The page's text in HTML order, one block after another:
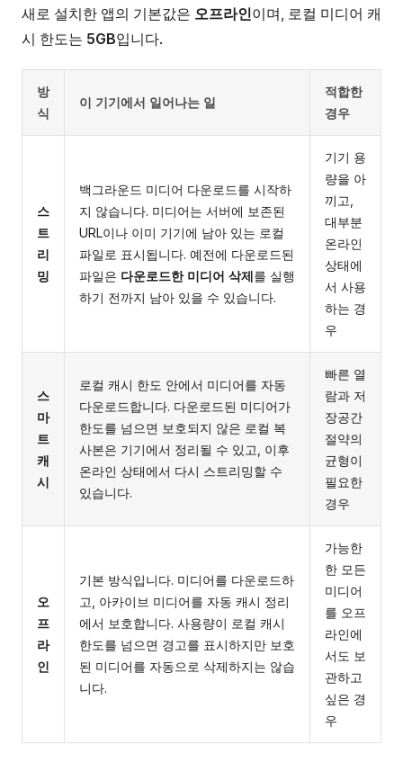
새로 설치한 앱의 기본값은 오프라인이며, 로컬 미디어 캐
시 한도는 5GB입니다.
방
식
이 기기에서 일어나는 일
적합한
경우
스
트
리
밍
백그라운드 미디어 다운로드를 시작하
지 않습니다. 미디어는 서버에 보존된
URL이나 이미 기기에 남아 있는 로컬
파일로 표시됩니다. 예전에 다운로드된
파일은 다운로드한 미디어 삭제를 실행
하기 전까지 남아 있을 수 있습니다.
기기 용
량을 아
끼고,
대부분
온라인
상태에
서 사용
하는 경
우
스
마
트
캐
시
로컬 캐시 한도 안에서 미디어를 자동
다운로드합니다. 다운로드된 미디어가
한도를 넘으면 보호되지 않은 로컬 복
사본은 기기에서 정리될 수 있고, 이후
온라인 상태에서 다시 스트리밍할 수
있습니다.
빠른 열
람과 저
장공간
절약의
균형이
필요한
경우
오
프
라
인
기본 방식입니다. 미디어를 다운로드하
고, 아카이브 미디어를 자동 캐시 정리
에서 보호합니다. 사용량이 로컬 캐시
한도를 넘으면 경고를 표시하지만 보호
된 미디어를 자동으로 삭제하지는 않습
니다.
가능한
한 모든
미디어
를 오프
라인에
서도 보
관하고
싶은 경
우